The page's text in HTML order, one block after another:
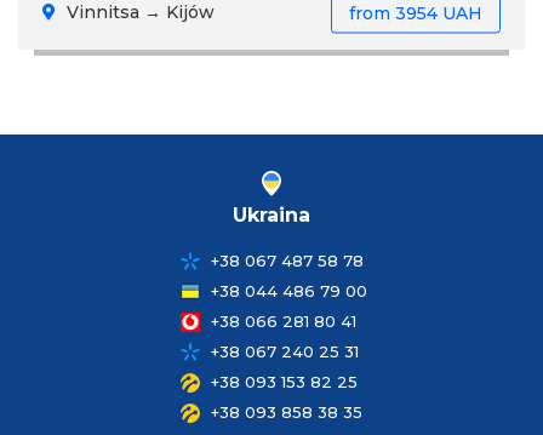
Vinnitsa → Kijów from 3954 UAH
Ukraina
+38 067 487 58 78
+38 044 486 79 00
+38 066 281 80 41
+38 067 240 25 31
+38 093 153 82 25
+38 093 858 38 35